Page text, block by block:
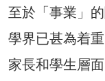
至於「事業」
學界已甚為着
家長和學生層